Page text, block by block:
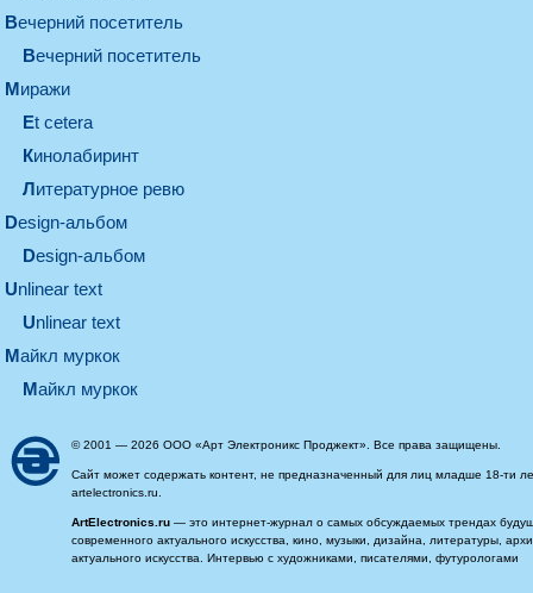
вечерний посетитель
вечерний посетитель
миражи
et cetera
кинолабиринт
литературное ревю
design-альбом
design-альбом
unlinear text
Unlinear text
майкл муркок
майкл муркок
© 2001 — 2026 ООО «Арт Электроникс Проджект». Все права защищены.
Сайт может содержать контент, не предназначенный для лиц младше 18-ти
artelectronics.ru.
ArtElectronics.ru — это интернет-журнал о самых обсуждаемых трендах
современного актуального искусства, кино, музыки, дизайна, литературы,
актуального искусства. Интервью с художниками, писателями, футурологами